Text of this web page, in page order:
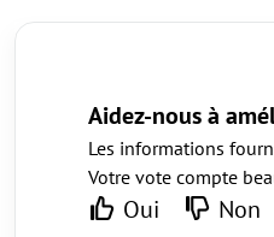
Aidez-nous à
Les informations
Votre vote compte
Oui Non